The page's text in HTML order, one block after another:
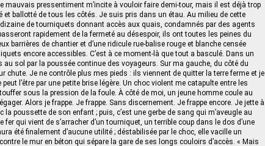
mauvais pressentiment m’incite à vouloir faire demi-tour, mais il est déjà trop
ballotté de tous les côtés. Je suis pris dans un étau. Au milieu de cette
dizaine de tourniquets donnant accès aux quais, condamnés par des agents
rapidement de la fermeté au désespoir, ils ont toutes les peines du
barrières de chantier et d’une ridicule rue‑balise rouge et blanche censée
encore accessibles. C’est à ce moment‑là que tout a basculé. Dans un
sol par la poussée continue des voyageurs. Sur ma gauche, du côté du
chute. Je ne contrôle plus mes pieds : ils viennent de quitter la terre ferme et je
l’être par une petite brise légère. Un choc violent me catapulte entre les
sous la pression de la foule. À côté de moi, un jeune homme coule au
Alors je frappe. Je frappe. Sans discernement. Je frappe encore. Je jette à
la poussette de son enfant ; puis, c’est une gerbe de sang qui m’aveugle au
fer qui vient de s’arracher d’un tourniquet, un terrible coup dans le dos d’une
été finalement d’aucune utilité ; déstabilisée par le choc, elle vacille un
le mur en béton qui sépare la gare de ses longs couloirs d’accès. « Mais